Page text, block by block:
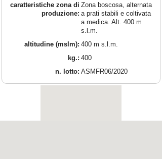
caratteristiche zona di
produzione:
Zona boscosa, alternata
a prati stabili e coltivata
a medica. Alt. 400 m
s.l.m.
altitudine (mslm): 400 m s.l.m.
kg.: 400
n. lotto: ASMFR06/2020